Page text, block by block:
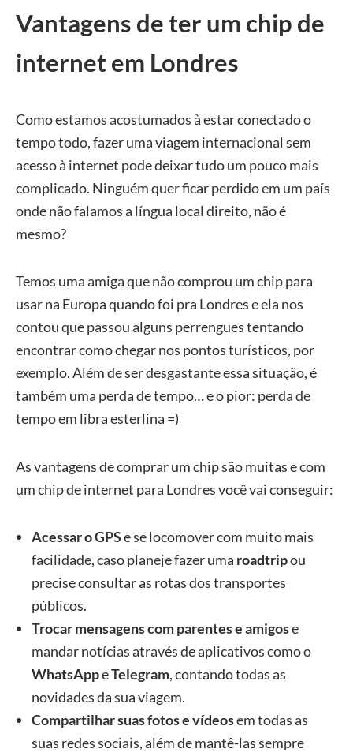
Vantagens de ter um chip de
internet em Londres
Como estamos acostumados à estar conectado o
tempo todo, fazer uma viagem internacional sem
acesso à internet pode deixar tudo um pouco mais
complicado. Ninguém quer ficar perdido em um país
onde não falamos a língua local direito, não é
mesmo?
Temos uma amiga que não comprou um chip para
usar na Europa quando foi pra Londres e ela nos
contou que passou alguns perrengues tentando
encontrar como chegar nos pontos turísticos, por
exemplo. Além de ser desgastante essa situação, é
também uma perda de tempo… e o pior: perda de
tempo em libra esterlina =)
As vantagens de comprar um chip são muitas e com
um chip de internet para Londres você vai conseguir:
Acessar o GPSe se locomover com muito mais
facilidade, caso planeje fazer uma roadtripou
precise consultar as rotas dos transportes
públicos.
Trocar mensagens com parentes e amigose
mandar notícias através de aplicativos como o
WhatsAppeTelegram, contando todas as
novidades da sua viagem.
Compartilhar suas fotos e vídeosem todas as
suas redes sociais, além de mantê-las sempre